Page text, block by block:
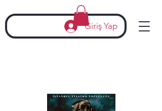
Giriş Yap